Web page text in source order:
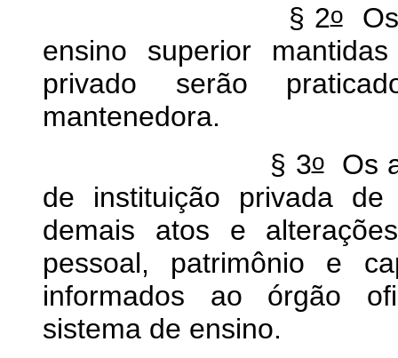
§ 2oOs
ensino superior
privado serão
mantenedora.
§ 3oOs
de instituição privada
demais atos e
pessoal, patrimônio e
informados ao órgão
sistema de ensino.